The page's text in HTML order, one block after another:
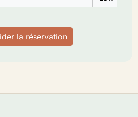
la réservation